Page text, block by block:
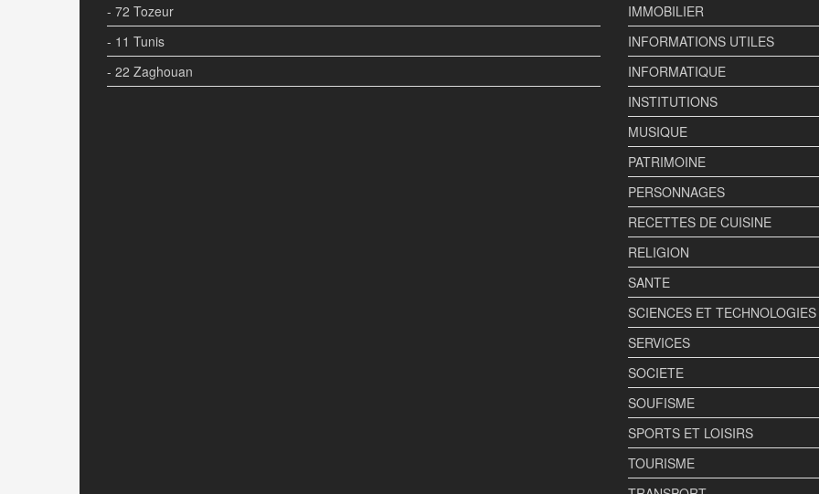
- 72 Tozeur
- 11 Tunis
- 22 Zaghouan
IMMOBILIER
INFORMATIONS UTILES
INFORMATIQUE
INSTITUTIONS
MUSIQUE
PATRIMOINE
PERSONNAGES
RECETTES DE CUISINE
RELIGION
SANTE
SCIENCES ET TECHNOLOGIES
SERVICES
SOCIETE
SOUFISME
SPORTS ET LOISIRS
TOURISME